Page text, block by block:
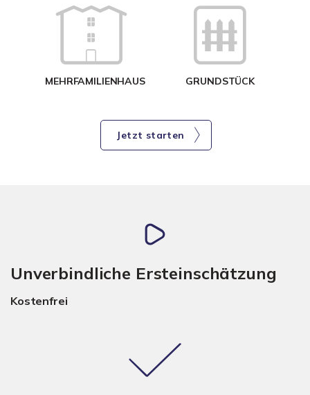
MEHRFAMILIENHAUS GRUNDSTÜCK
Jetzt starten
Unverbindliche Ersteinschätzung
Kostenfrei